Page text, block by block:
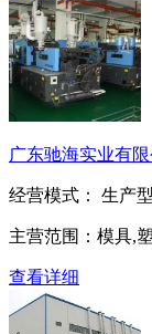
广东驰海实业有限
经营模式： 生产
主营范围： 模具,
查看详细